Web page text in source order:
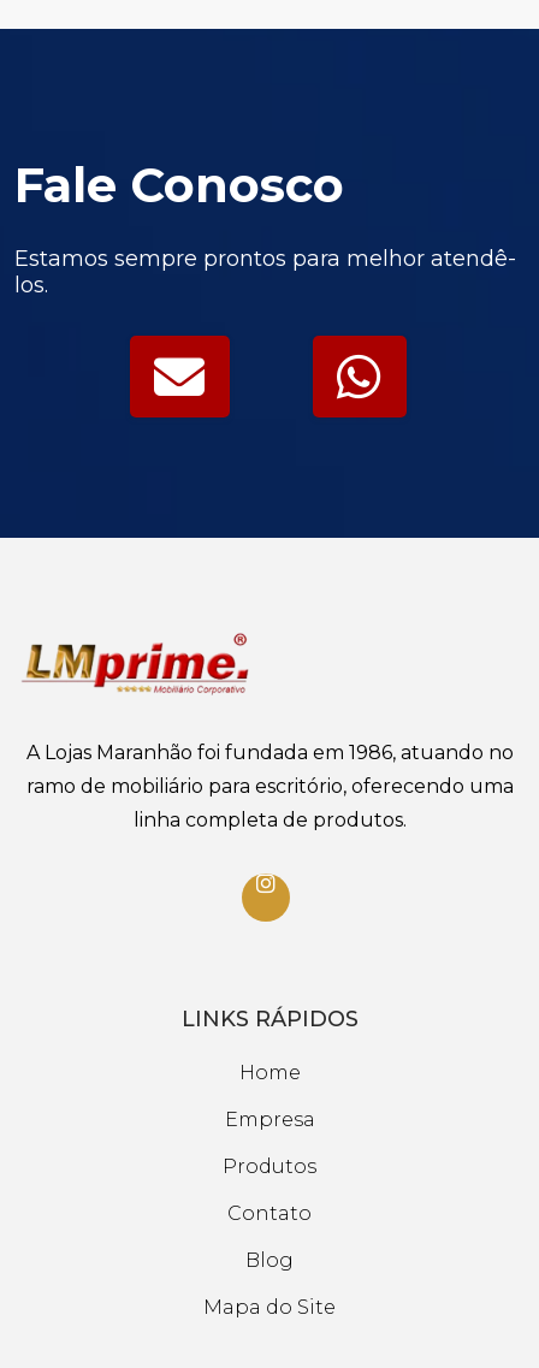
Fale Conosco
Estamos sempre prontos para melhor atendê-
los.
A Lojas Maranhão foi fundada em 1986, atuando no
ramo de mobiliário para escritório, oferecendo uma
linha completa de produtos.
LINKS RÁPIDOS
Home
Empresa
Produtos
Contato
Blog
Mapa do Site